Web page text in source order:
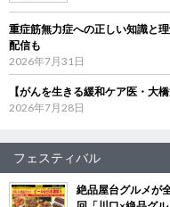
重症筋無力症への正しい知識と
配信も
2026年7月31日
【がんを生きる緩和ケア医・大
2026年7月28日
フェスティバル
絶品屋台グルメが